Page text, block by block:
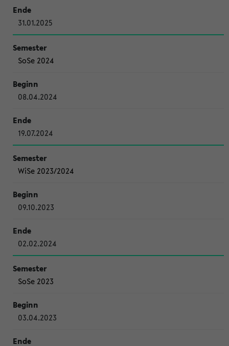
31.01.2025
SoSe 2024
08.04.2024
19.07.2024
WiSe 2023/2024
09.10.2023
02.02.2024
SoSe 2023
03.04.2023